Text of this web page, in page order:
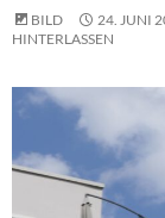
BILD 24. JUNI
HINTERLASSEN